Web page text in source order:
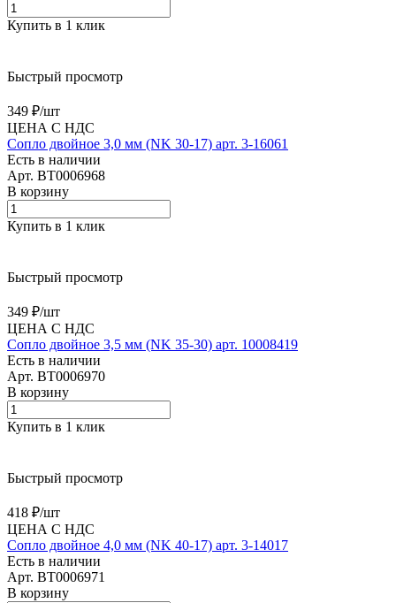
Купить в 1 клик
Быстрый просмотр
349 ₽/шт
ЦЕНА С НДС
Сопло двойное 3,0 мм (NK 30-17) арт. 3-16061
Есть в наличии
Арт. BT0006968
В корзину
Купить в 1 клик
Быстрый просмотр
349 ₽/шт
ЦЕНА С НДС
Сопло двойное 3,5 мм (NK 35-30) арт. 10008419
Есть в наличии
Арт. BT0006970
В корзину
Купить в 1 клик
Быстрый просмотр
418 ₽/шт
ЦЕНА С НДС
Сопло двойное 4,0 мм (NK 40-17) арт. 3-14017
Есть в наличии
Арт. BT0006971
В корзину